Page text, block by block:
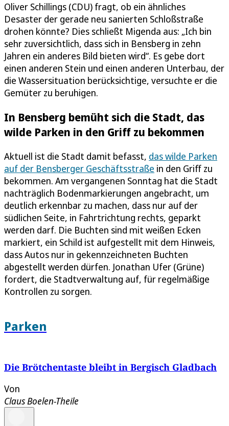
Oliver Schillings (CDU) fragt, ob ein ähnliches
Desaster der gerade neu sanierten Schloßstraße
drohen könnte? Dies schließt Migenda aus: „Ich bin
sehr zuversichtlich, dass sich in Bensberg in zehn
Jahren ein anderes Bild bieten wird“. Es gebe dort
einen anderen Stein und einen anderen Unterbau, der
die Wassersituation berücksichtige, versuchte er die
Gemüter zu beruhigen.
In Bensberg bemüht sich die Stadt, das
wilde Parken in den Griff zu bekommen
Aktuell ist die Stadt damit befasst, das wilde Parken
auf der Bensberger Geschäftsstraße in den Griff zu
bekommen. Am vergangenen Sonntag hat die Stadt
nachträglich Bodenmarkierungen angebracht, um
deutlich erkennbar zu machen, dass nur auf der
südlichen Seite, in Fahrtrichtung rechts, geparkt
werden darf. Die Buchten sind mit weißen Ecken
markiert, ein Schild ist aufgestellt mit dem Hinweis,
dass Autos nur in gekennzeichneten Buchten
abgestellt werden dürfen. Jonathan Ufer (Grüne)
fordert, die Stadtverwaltung auf, für regelmäßige
Kontrollen zu sorgen.
Parken
Die Brötchentaste bleibt in Bergisch Gladbach
Von
Claus Boelen-Theile